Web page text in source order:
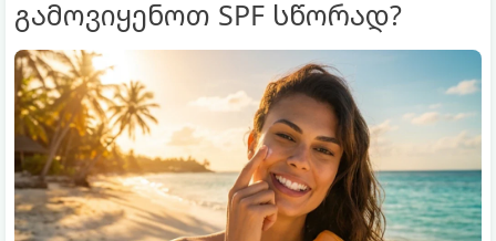
გამოვიყენოთ SPF სწორად?